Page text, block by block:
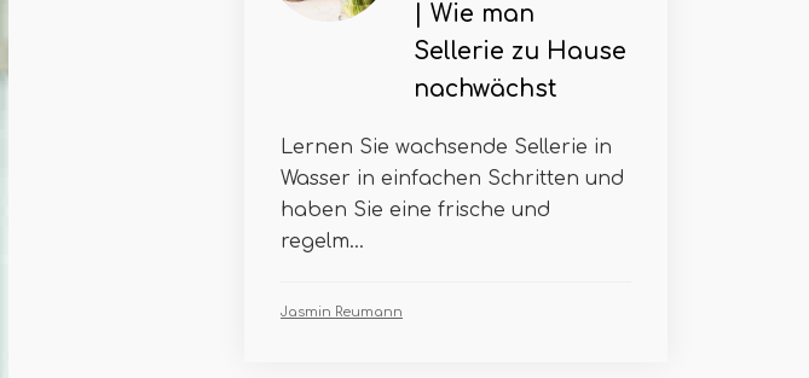
| Wie man
Sellerie zu Hause
nachwächst
Lernen Sie wachsende Sellerie in
Wasser in einfachen Schritten und
haben Sie eine frische und
regelm...
Jasmin Reumann